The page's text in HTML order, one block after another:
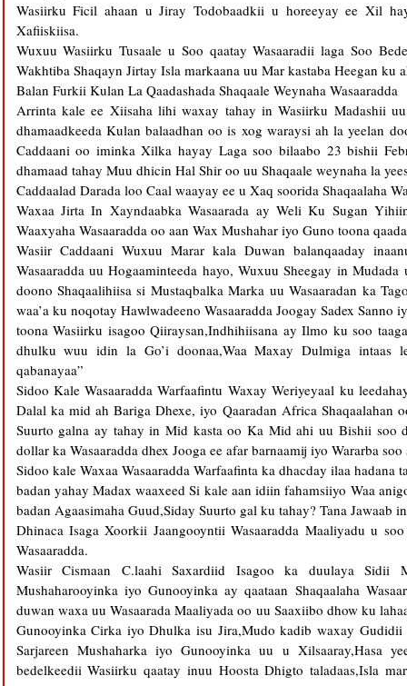
Wasiirku Ficil ahaan u Jiray Todobaadkii u horeeyay ee Xil
Xafiiskiisa.
Wuxuu Wasiirku Tusaale u Soo qaatay Wasaaradii laga Soo
Wakhtiba Shaqayn Jirtay Isla markaana uu Mar kastaba Heegan ku
Balan Furkii Kulan La Qaadashada Shaqaale Weynaha Wasaaradda
Arrinta kale ee Xiisaha lihi waxay tahay in Wasiirku Madashii
dhamaadkeeda Kulan balaadhan oo is xog waraysi ah la yeelan
Caddaani oo iminka Xilka hayay Laga soo bilaabo 23 bishii
dhamaad tahay Muu dhicin Hal Shir oo uu Shaqaale weynaha la
Caddaalad Darada loo Caal waayay ee u Xaq soorida Shaqaalaha
Waxaa Jirta In Xayndaabka Wasaarada ay Weli Ku Sugan
Waaxyaha Wasaaradda oo aan Wax Mushahar iyo Guno toona
Wasiir Caddaani Wuxuu Marar kala Duwan balanqaaday
Wasaaradda uu Hogaaminteeda hayo, Wuxuu Sheegay in
doono Shaqaalihiisa si Mustaqbalka Marka uu Wasaaradan ka
waa’a ku noqotay Hawlwadeeno Wasaaradda Joogay Sadex
toona Wasiirku isagoo Qiiraysan,Indhihiisana ay Ilmo ku soo
dhulku wuu idin la Go’i doonaa,Waa Maxay Dulmiga intaas
qabanayaa”
Sidoo Kale Wasaaradda Warfaafintu Waxay Weriyeyaal ku
Dalal ka mid ah Bariga Dhexe, iyo Qaaradan Africa Shaqaalahan
Suurto galna ay tahay in Mid kasta oo Ka Mid ahi uu Bishii soo
dollar ka Wasaaradda dhex Jooga ee afar barnaamij iyo Wararba
Sidoo kale Waxaa Wasaaradda Warfaafinta ka dhacday ilaa
badan yahay Madax waaxeed Si kale aan idiin fahamsiiyo Waa
badan Agaasimaha Guud,Siday Suurto gal ku tahay? Tana Jawaab
Dhinaca Isaga Xoorkii Jaangooyntii Wasaaradda Maaliyadu u
Wasaaradda.
Wasiir Cismaan C.laahi Saxardiid Isagoo ka duulaya Sidii
Mushaharooyinka iyo Gunooyinka ay qaataan Shaqaalaha
duwan waxa uu Wasaarada Maaliyada oo uu Saaxiibo dhow ku
Gunooyinka Cirka iyo Dhulka isu Jira,Mudo kadib waxay
Sarjareen Mushaharka iyo Gunooyinka uu u Xilsaaray,Hasa
bedelkeedii Wasiirku qaatay inuu Hoosta Dhigto taladaas,Isla